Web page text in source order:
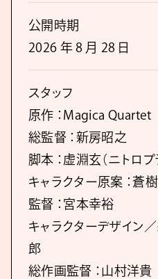
公開時期
2026 年 8 月 28 日
スタッフ
原作 ：Magica Quartet
総監督 ：新房昭之
脚本 ：虚淵玄（ニトロプ
キャラクター原案 ：蒼
監督 ：宮本幸裕
キャラクターデザイン
郎
総作画監督 ：山村洋貴